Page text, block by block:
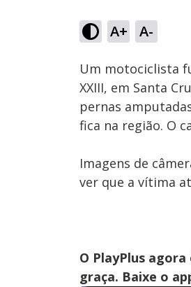
A+ A-
Ativar
Som
Um motociclista
XXIII, em Santa
pernas
fica na região. O
Imagens de
ver que a vítima
O PlayPlus agora
graça. Baixe o